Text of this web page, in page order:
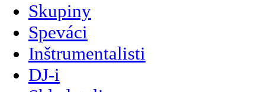
Skupiny
Speváci
Inštrumentalisti
DJ-i